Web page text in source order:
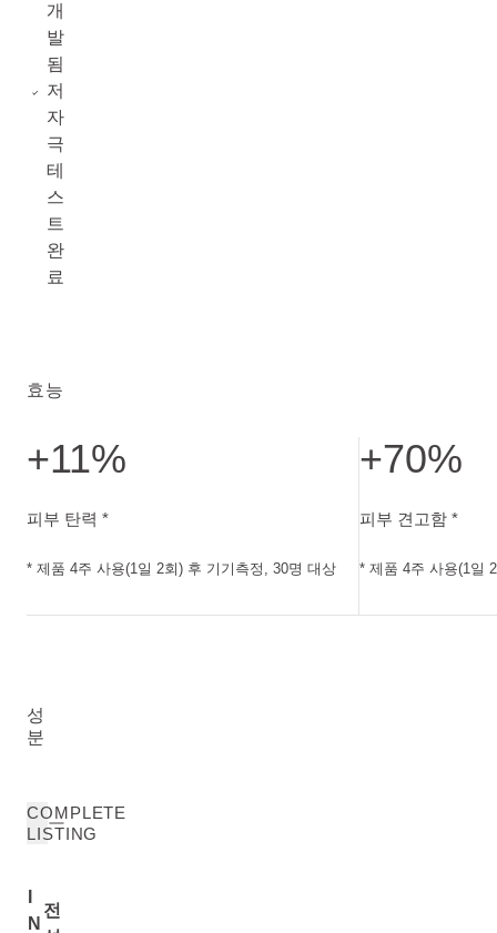
개
발
됨
저
자
극
테
스
트
완
료
효능
+11%
피부 탄력 *
* 제품 4주 사용(1일 2회) 후 기기측정, 30명 대상
+70%
피부 견고함 *
* 제품 4주 사용(1일
성
분
COMPLETE
LISTING
N
전